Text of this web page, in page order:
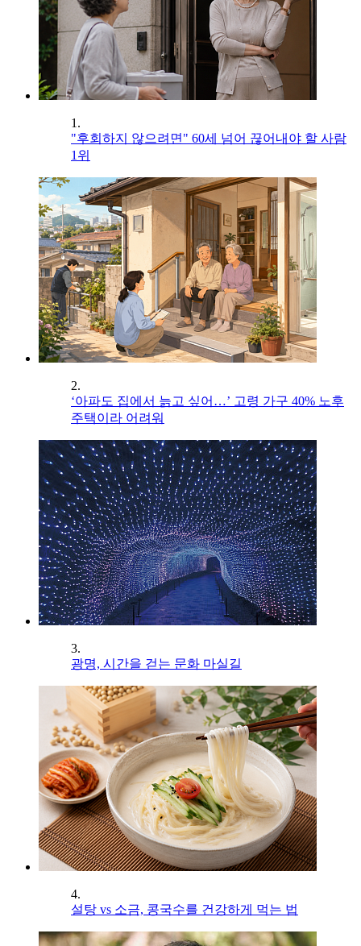
1.
"후회하지 않으려면" 60세 넘어 끊어내야 할 사람
1위
2.
‘아파도 집에서 늙고 싶어…’ 고령 가구 40% 노후
주택이라 어려워
3.
광명, 시간을 걷는 문화 마실길
4.
설탕 vs 소금, 콩국수를 건강하게 먹는 법